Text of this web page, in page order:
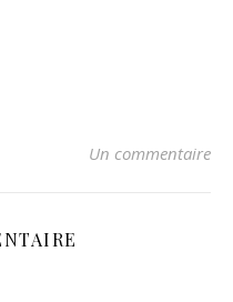
Un commentaire